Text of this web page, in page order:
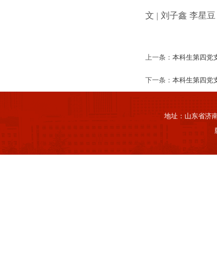
文 | 刘子鑫 李星
上一条： 本科生第四党
下一条： 本科生第四党
地址：山东省济